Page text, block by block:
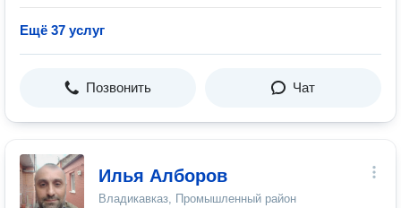
Ещё 37 услуг
Позвонить Чат
Илья Алборов
Владикавказ, Промышленный район